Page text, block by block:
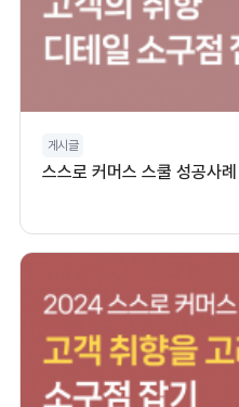
게시글
스스로 커머스 스쿨 성공사